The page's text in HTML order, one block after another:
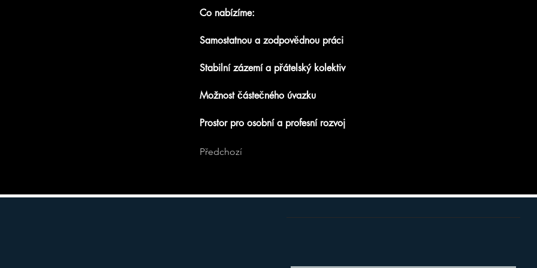
Co nabízíme:
Samostatnou a zodpovědnou práci
Stabilní zázemí a přátelský kolektiv
Možnost částečného úvazku
Prostor pro osobní a profesní rozvoj
Předchozí